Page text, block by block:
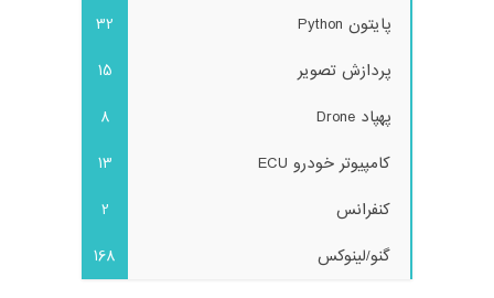
پایتون Python
32
پردازش تصویر
15
پهپاد Drone
8
کامپیوتر خودرو ECU
13
کنفرانس
2
گنو/لینوکس
168